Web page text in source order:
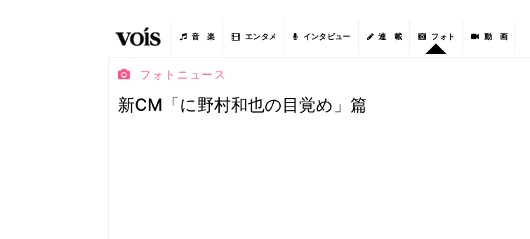
音 楽 エンタメ インタビュー 連 載 フォト 動 画
フォトニュース
新CM「に野村和也の目覚め」篇